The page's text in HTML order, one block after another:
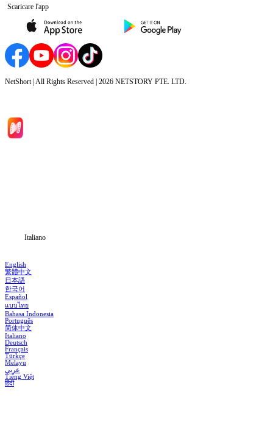
Scaricare l'app
NetShort | All Rights Reserved | 2026 NETSTORY PTE. LTD.
Italiano
English
繁體中文
日本語
한국어
Español
แบบไทย
Bahasa Indonesia
Português
简体中文
Italiano
Deutsch
Français
Türkçe
Melayu
عربي
Tiếng Việt
हिंदी